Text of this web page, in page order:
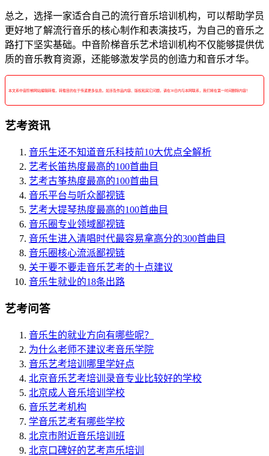
总之，选择一家适合自己的流行音乐培训机构，可以帮助学员
更好地了解流行音乐的核心制作和表演技巧，为自己的音乐之
路打下坚实基础。中音阶梯音乐艺术培训机构不仅能够提供优
质的音乐教育资源，还能够激发学员的创造力和音乐才华。
本文系中音阶梯网站编辑转载，转载目的在于传递更多信息。如涉及作品内容、版权和其它问题，请在30日内与本网联系，我们将在第一时间删除内容！
艺考资讯
音乐生还不知道音乐科技前10大优点全解析
艺考长笛热度最高的100首曲目
艺考古筝热度最高的100首曲目
音乐平台与听众鄙视链
艺考大提琴热度最高的100首曲目
音乐圈专业领域鄙视链
音乐生进入清唱时代最容易拿高分的300首曲目
音乐圈核心流派鄙视链
关于要不要走音乐艺考的十点建议
音乐生就业的18条出路
艺考问答
音乐生的就业方向有哪些呢？
为什么老师不建议考音乐学院
音乐艺考培训哪里学好点
北京音乐艺考培训录音专业比较好的学校
北京成人音乐培训学校
音乐艺考机构
学音乐艺考有哪些学校
北京市附近音乐培训班
北京口碑好的艺考声乐培训